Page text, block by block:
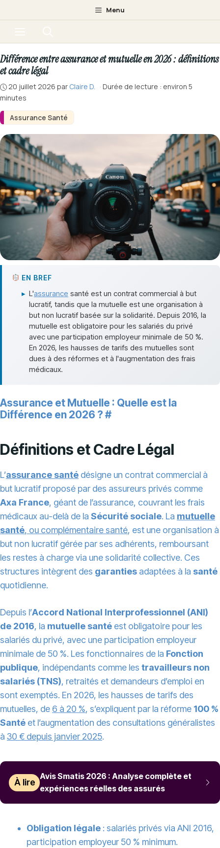
au
Menu
Assurance Santé
Différence entre assurance et mutuelle en 2026 : définitions
et cadre légal
20 juillet 2026 par Claire D. · Durée de lecture : environ 5
minutes
EN BREF
▸ L'assurance santé est un contrat commercial à but
lucratif, tandis que la mutuelle est une organisation à
but non lucratif basée sur la solidarité. Depuis 2016, la
mutuelle est obligatoire pour les salariés du privé
avec une participation employeur minimale de 50 %.
En 2026, les hausses de tarifs des mutuelles sont
dues à des réformes et à l'augmentation des frais
médicaux.
Assurance et Mutuelle : Quelle est la
Différence en 2026 ? #
Définitions et Cadre Légal
L’assurance santé désigne un contrat commercial à
but lucratif proposé par des assureurs privés comme
Axa France, géant de l’assurance, couvrant les frais
médicaux au-delà de la Sécurité sociale. La mutuelle
santé, ou complémentaire santé, est une organisation à
but non lucratif gérée par ses adhérents, remboursant
les restes à charge via une solidarité collective. Ces
structures intègrent des garanties adaptées à la santé
quotidienne.
Depuis l’Accord National Interprofessionnel (ANI)
de 2016, la mutuelle santé est obligatoire pour les
salariés du privé, avec une participation employeur
minimale de 50 %. Les fonctionnaires de la Fonction
publique, indépendants comme les travailleurs non
salariés (TNS), retraités et demandeurs d’emploi en
sont exemptés. En 2026, les hausses de tarifs des
mutuelles, de 6 à 20 %, s’expliquent par la réforme 100 %
Santé et l’augmentation des consultations généralistes
à 30 € depuis janvier 2025.
À lire
Avis Smatis 2026 : Analyse complète et
expériences réelles des assurés
Obligation légale : salariés privés via ANI 2016,
participation employeur 50 % minimum.